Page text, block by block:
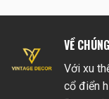
VỀ
Với xu
cổ điển